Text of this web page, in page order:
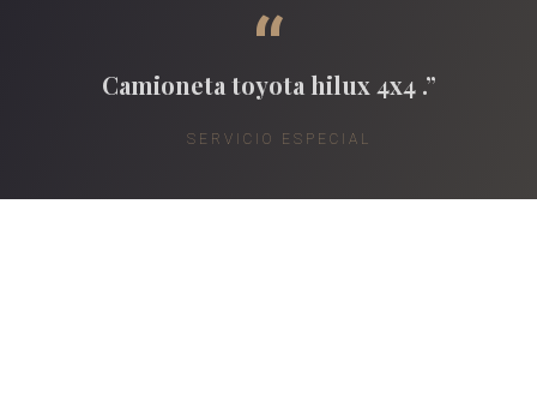
“
Camioneta toyota hilux 4x4 .”
SERVICIO ESPECIAL